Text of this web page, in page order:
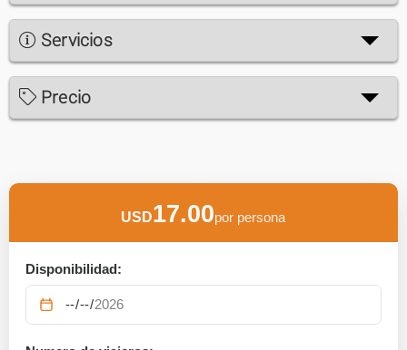
Servicios
Precio
USD17.00por persona
Disponibilidad: